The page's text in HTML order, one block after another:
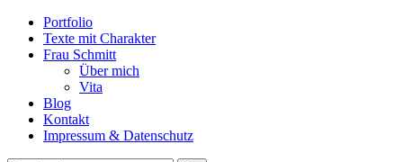
Portfolio
Texte mit Charakter
Frau Schmitt
Über mich
Vita
Blog
Kontakt
Impressum & Datenschutz